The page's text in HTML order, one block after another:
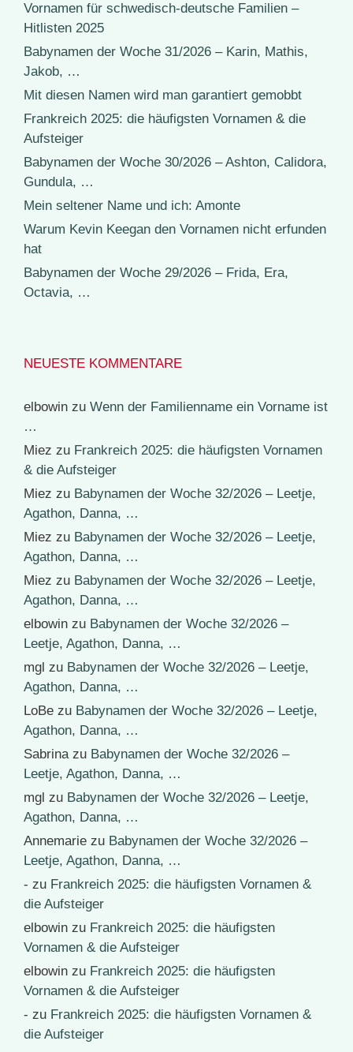
Vornamen für schwedisch-deutsche Familien –
Hitlisten 2025
Babynamen der Woche 31/2026 – Karin, Mathis,
Jakob, …
Mit diesen Namen wird man garantiert gemobbt
Frankreich 2025: die häufigsten Vornamen & die
Aufsteiger
Babynamen der Woche 30/2026 – Ashton, Calidora,
Gundula, …
Mein seltener Name und ich: Amonte
Warum Kevin Keegan den Vornamen nicht erfunden
hat
Babynamen der Woche 29/2026 – Frida, Era,
Octavia, …
NEUESTE KOMMENTARE
elbowin zu Wenn der Familienname ein Vorname ist
…
Miez zu Frankreich 2025: die häufigsten Vornamen
& die Aufsteiger
Miez zu Babynamen der Woche 32/2026 – Leetje,
Agathon, Danna, …
Miez zu Babynamen der Woche 32/2026 – Leetje,
Agathon, Danna, …
Miez zu Babynamen der Woche 32/2026 – Leetje,
Agathon, Danna, …
elbowin zu Babynamen der Woche 32/2026 –
Leetje, Agathon, Danna, …
mgl zu Babynamen der Woche 32/2026 – Leetje,
Agathon, Danna, …
LoBe zu Babynamen der Woche 32/2026 – Leetje,
Agathon, Danna, …
Sabrinazu Babynamen der Woche 32/2026 –
Leetje, Agathon, Danna, …
mgl zu Babynamen der Woche 32/2026 – Leetje,
Agathon, Danna, …
Annemarie zu Babynamen der Woche 32/2026 –
Leetje, Agathon, Danna, …
- zu Frankreich 2025: die häufigsten Vornamen &
die Aufsteiger
elbowin zu Frankreich 2025: die häufigsten
Vornamen & die Aufsteiger
elbowin zu Frankreich 2025: die häufigsten
Vornamen & die Aufsteiger
- zu Frankreich 2025: die häufigsten Vornamen &
die Aufsteiger